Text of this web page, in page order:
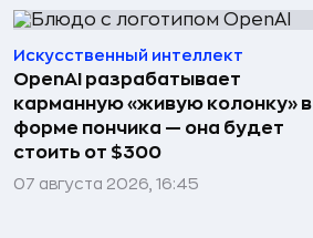
Искусственный интеллект
OpenAI разрабатывает
карманную «живую колонку» в
форме пончика — она будет
стоить от $300
07 августа 2026, 16:45